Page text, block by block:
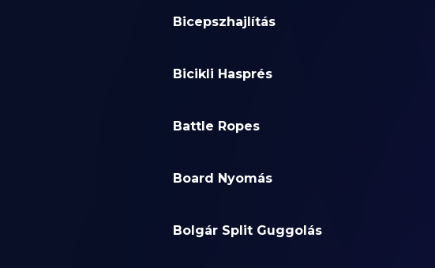
Bicepszhajlítás
Bicikli Hasprés
Battle Ropes
Board Nyomás
Bolgár Split Guggolás